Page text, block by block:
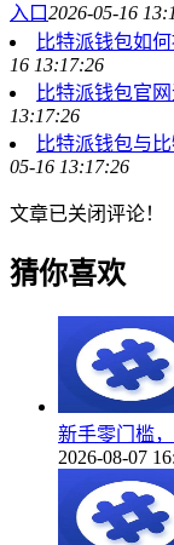
入口2026-05-16
比特派钱包如
16 13:17:26
比特派钱包官
13:17:26
比特派钱包与
05-16 13:17:26
文章已关闭评论！
猜你喜欢
新手零门槛
2026-08-07